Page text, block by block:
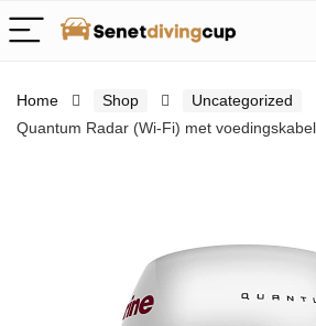
Home Shop Uncategorized
Quantum Radar (Wi-Fi) met